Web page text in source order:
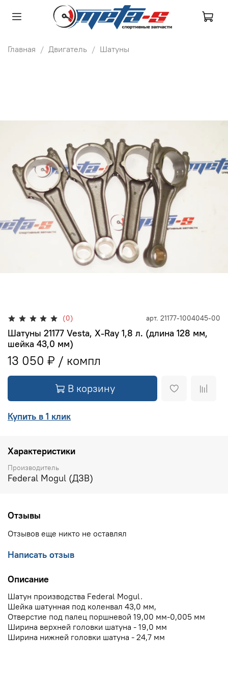
Главная Двигатель Шатуны
(0) арт. 21177-1004045-00
Шатуны 21177 Vesta, X-Ray 1,8 л. (длина 128 мм,
шейка 43,0 мм)
13 050 ₽
В корзину
Купить в 1 клик
Характеристики
Производитель
Federal Mogul (ДЗВ)
Отзывы
Отзывов еще никто не оставлял
Написать отзыв
Описание
Шатун производства Federal Mogul.
Шейка шатунная под коленвал 43,0 мм,
Отверстие под палец поршневой 19,00 мм-0,005 мм
Ширина верхней головки шатуна - 19,0 мм
Ширина нижней головки шатуна - 24,7 мм